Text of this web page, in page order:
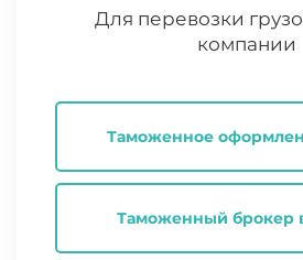
Для перевозки
компании
Таможенное
Таможенный брокер